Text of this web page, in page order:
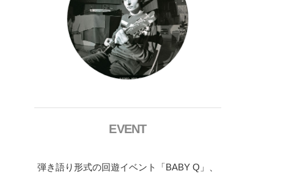
EVENT
弾き語り形式の回遊イベント「BABY Q」、